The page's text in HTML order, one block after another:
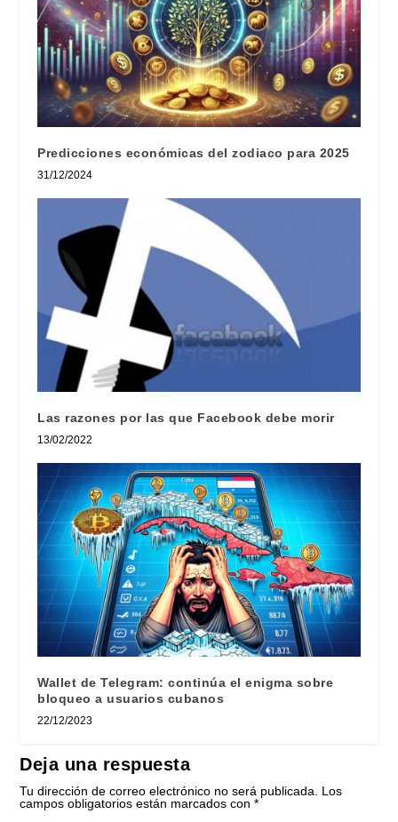
Predicciones económicas del zodiaco para 2025
31/12/2024
Las razones por las que Facebook debe morir
13/02/2022
Wallet de Telegram: continúa el enigma sobre
bloqueo a usuarios cubanos
22/12/2023
Deja una respuesta
Tu dirección de correo electrónico no será publicada. Los
campos obligatorios están marcados con*